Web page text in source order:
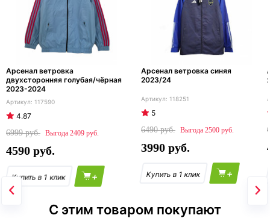
Арсенал ветровка
двухсторонняя голубая/чёрная
2023-2024
117590
4.87
6999
2409
4590
+
Арсенал ветровка синяя
2023/24
118251
5
6490
2500
3990
+
С этим товаром покупают